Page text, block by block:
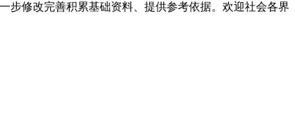
步修改完善积累基础资料、提供参考依据。欢迎社会各界